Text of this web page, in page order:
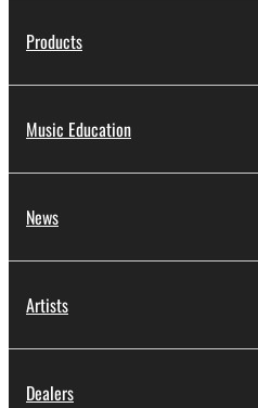
Products
Music Education
News
Artists
Dealers